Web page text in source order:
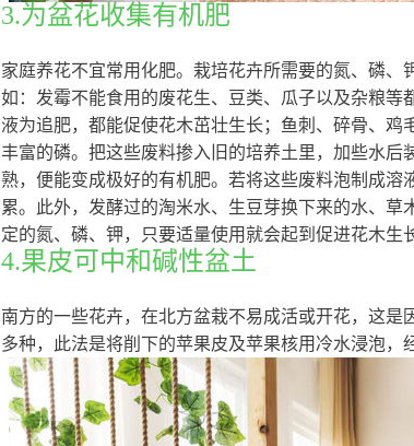
3.为盆花收集有机肥
家庭养花不宜常用化肥。栽培花卉所需要的氮、磷、
如：发霉不能食用的废花生、豆类、瓜子以及杂粮
液为追肥，都能促使花木茁壮生长；鱼刺、碎骨、
丰富的磷。把这些废料掺入旧的培养土里，加些水
熟，便能变成极好的有机肥。若将这些废料泡制成
累。此外，发酵过的淘米水、生豆芽换下来的水、
定的氮、磷、钾，只要适量使用就会起到促进花木生
4.果皮可中和碱性盆土
南方的一些花卉，在北方盆栽不易成活或开花，这
多种，此法是将削下的苹果皮及苹果核用冷水浸泡，